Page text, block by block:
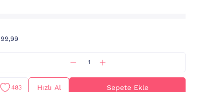
483 Hızlı Al Sepete Ekle